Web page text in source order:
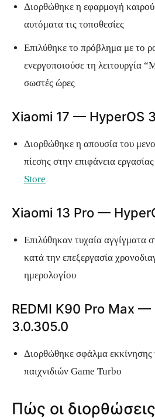
Διορθώθηκε η εφαρμογή
αυτόματα τις τοποθεσίες
Επιλύθηκε το πρόβλημα με το
ενεργοποιούσε τη λειτουργία
σωστές ώρες
Xiaomi 17 — HyperOS
Διορθώθηκε η απουσία του
πίεσης στην επιφάνεια
Store
Xiaomi 13 Pro —
Επιλύθηκαν τυχαία αγγίγματα
κατά την επεξεργασία
ημερολογίου
REDMI K90 Pro Max —
3.0.305.0
Διορθώθηκε σφάλμα εκκίνησης
παιχνιδιών Game Turbo
Πώς οι